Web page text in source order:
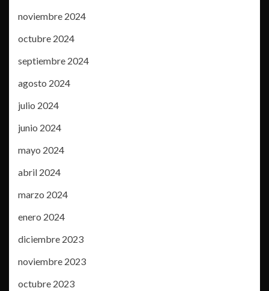
noviembre 2024
octubre 2024
septiembre 2024
agosto 2024
julio 2024
junio 2024
mayo 2024
abril 2024
marzo 2024
enero 2024
diciembre 2023
noviembre 2023
octubre 2023